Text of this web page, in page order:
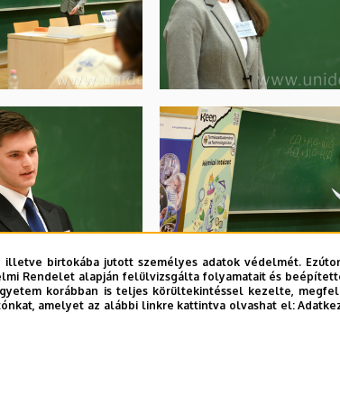
birtokába jutott személyes adatok védelmét.
Rendelet alapján felülvizsgálta folyamatait és
korábban is teljes körültekintéssel kezelte,
amelyet az alábbi linkre kattintva olvashat el: